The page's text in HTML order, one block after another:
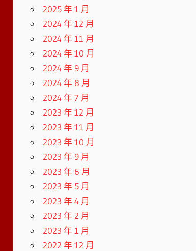
2025 年 1 月
2024 年 12 月
2024 年 11 月
2024 年 10 月
2024 年 9 月
2024 年 8 月
2024 年 7 月
2023 年 12 月
2023 年 11 月
2023 年 10 月
2023 年 9 月
2023 年 6 月
2023 年 5 月
2023 年 4 月
2023 年 2 月
2023 年 1 月
2022 年 12 月